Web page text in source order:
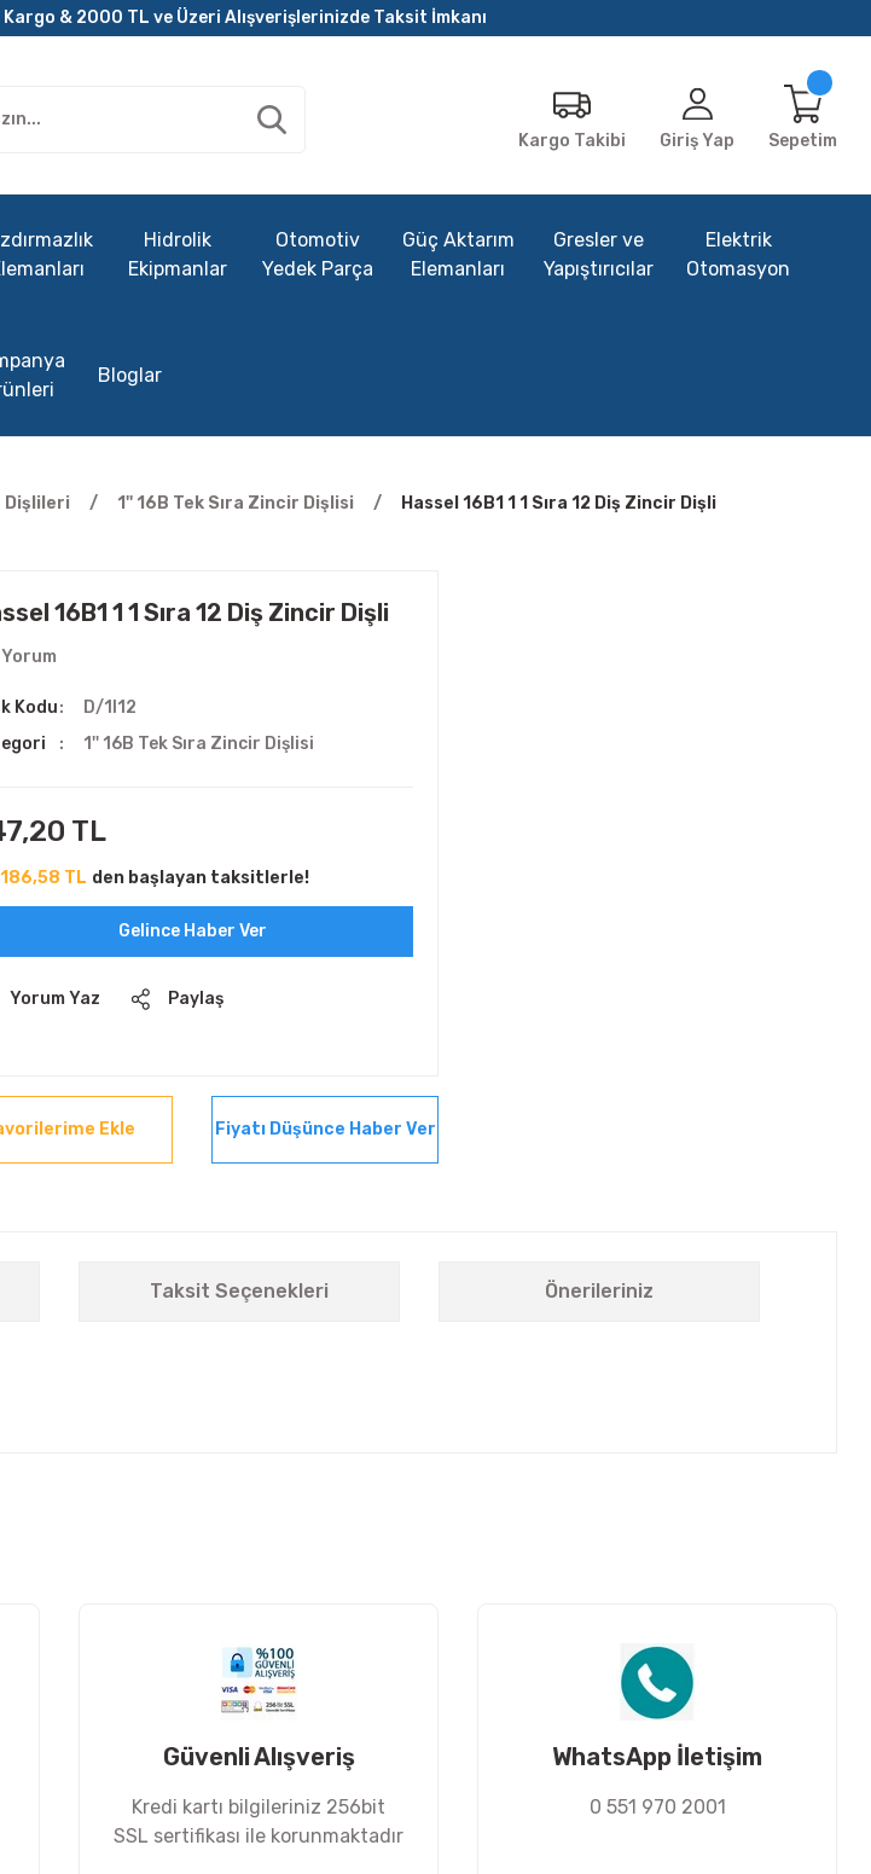
& 2000 TL ve Üzeri Alışverişlerinizde Taksit İmkanı
Kargo Takibi Giriş Yap Sepetim
Hidrolik
Ekipmanlar
Otomotiv
Yedek Parça
Güç Aktarım
Elemanları
Gresler ve
Yapıştırıcılar
Elektrik
Otomasyon
Bloglar
Dişlileri 1'' 16B Tek Sıra Zincir Dişlisi Hassel 16B1 1 1 Sıra 12 Diş Zincir Dişli
16B1 1 1 Sıra 12 Diş Zincir Dişli
Kodu
D/1I12
1'' 16B Tek Sıra Zincir Dişlisi
TL
186,58 TL den başlayan taksitlerle!
Gelince Haber Ver
Yorum Yaz Paylaş
Fiyatı Düşünce Haber Ver
Taksit Seçenekleri Önerileriniz
Güvenli Alışveriş
Kredi kartı bilgileriniz 256bit
SSL sertifikası ile korunmaktadır
WhatsApp İletişim
0 551 970 2001